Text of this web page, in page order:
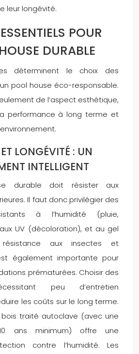
leur longévité.
POUR
DURABLE
déterminent le choix des
pool house éco-responsable.
de l’aspect esthétique,
performance à long terme et
LONGÉVITÉ : UN
INTELLIGENT
durable doit résister aux
Il faut donc privilégier des
à l’humidité (pluie,
UV (décoloration), et au gel
résistance aux insectes et
également importante pour
prématurées. Choisir des
peu d’entretien
les coûts sur le long terme.
bois traité autoclave (avec une
ans minimum) offre une
contre l’humidité. Les